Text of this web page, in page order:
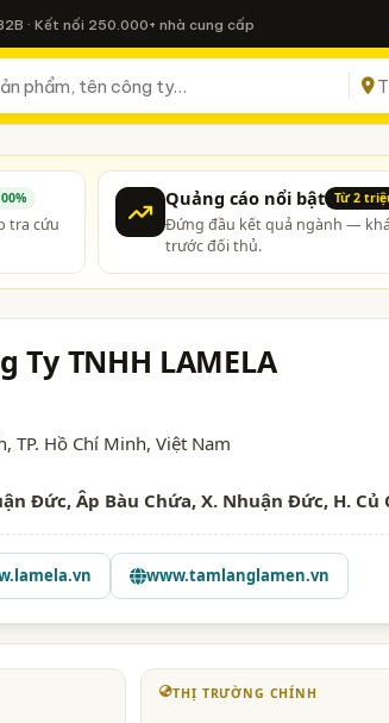
· Kết nối 250.000+ nhà cung cấp
tra cứu
Quảng cáo nổi bật Từ 2
Đứng đầu kết quả ngành —
trước đối thủ.
Ty TNHH LAMELA
TP. Hồ Chí Minh, Việt Nam
Đức, Âp Bàu Chứa, X. Nhuận Đức, H. Củ
www.tamlanglamen.vn
THỊ TRƯỜNG CHÍNH